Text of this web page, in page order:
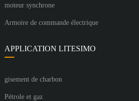
moteur synchrone
Armoire de commande électrique
APPLICATION LITESIMO
gisement de charbon
Pétrole et gaz